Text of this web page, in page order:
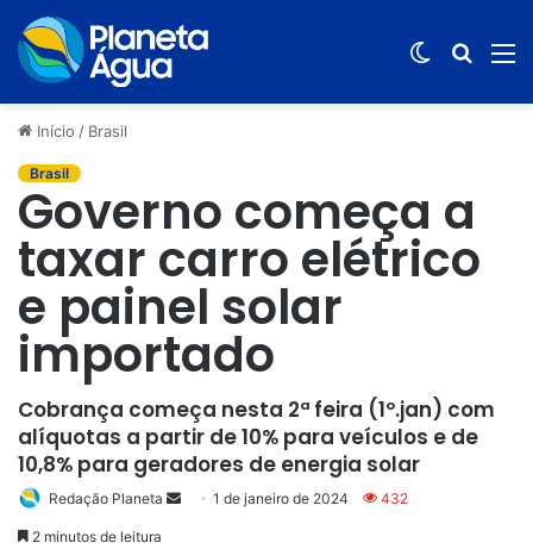
Switch
Início / Brasil
Brasil
Governo começa a
taxar carro elétrico
e painel solar
importado
Cobrança começa nesta 2ª feira (1º.jan) com
alíquotas a partir de 10% para veículos e de
10,8% para geradores de energia solar
Redação Planeta
Mande1 de janeiro de 2024 432
2 minutos de leitura